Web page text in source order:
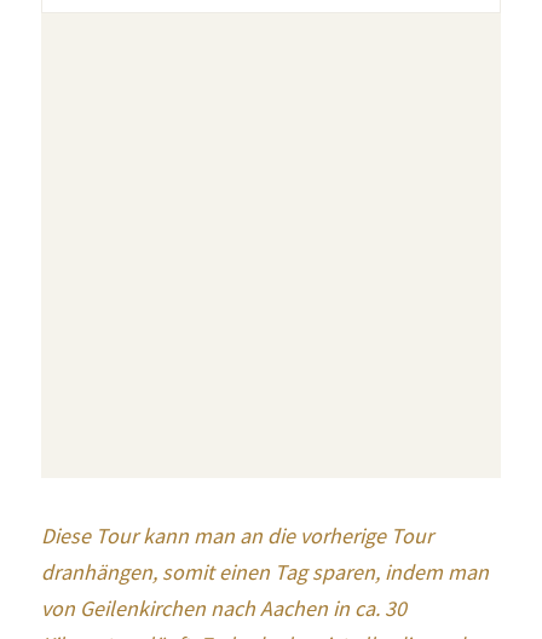
Diese Tour kann man an die vorherige Tour
dranhängen, somit einen Tag sparen, indem man
von Geilenkirchen nach Aachen in ca. 30